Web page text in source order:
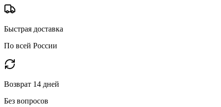
Быстрая доставка
По всей России
Возврат 14 дней
Без вопросов